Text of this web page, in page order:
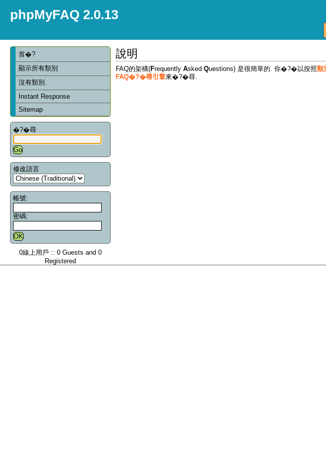
phpMyFAQ 2.0.13
首�?
顯示所有類別
沒有類別.
Instant Response
Sitemap
�?�尋
修改語言
帳號:
密碼:
0線上用戶 :: 0 Guests and 0
Registered
說明
FAQ的架構(Frequently Asked Questions) 是很簡單的. 你�?�以按照類
FAQ�?�尋引擎來�?�尋.